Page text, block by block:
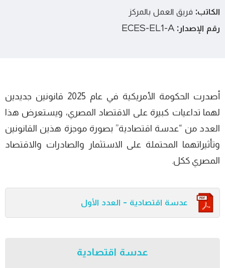
الكاتب: فريق العمل بالمركز
رقم الإصدار:
أصدرت الحكومة الأمريكية في عام 2025 قانونين جديدين
لهما تداعيات كبيرة على الاقتصاد المصري، ويستعرض هذا
العدد من “عدسة اقتصادية” بصورة موجزة هذين القانونين
وتأثيراتهما المحتملة على الاستثمار والصادرات والاقتصاد
المصري ككل.
عدسة اقتصادية - العدد الأول
عدسة اقتصادية